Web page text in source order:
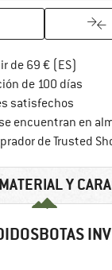
de 69 € (ES)
de 100 días
satisfechos
encuentran en
de Trusted
Y